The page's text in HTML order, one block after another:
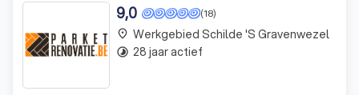
(18)
9,0
place Werkgebied Schilde 's Gravenwezel
timelapse 28 jaar actief